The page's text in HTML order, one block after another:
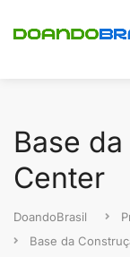
Base
Center
DoandoBrasil
Base da